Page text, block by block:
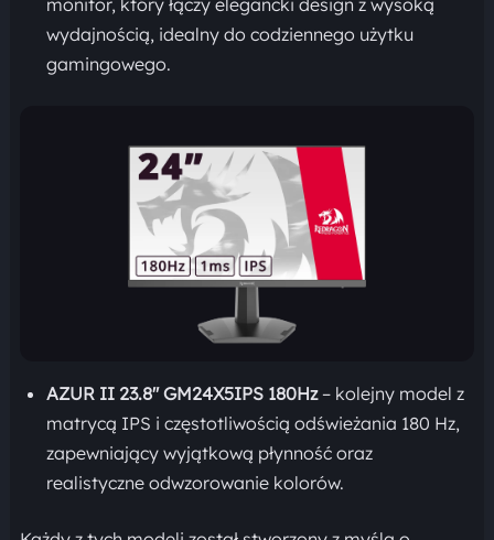
wydajnością, idealny do codziennego użytku
gamingowego.
AZUR II 23.8″ GM24X5IPS 180Hz– kolejny model z
matrycą IPS i częstotliwością odświeżania 180 Hz,
zapewniający wyjątkową płynność oraz
realistyczne odwzorowanie kolorów.